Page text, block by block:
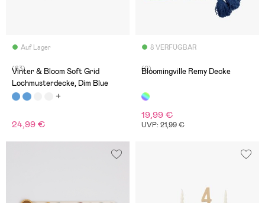
Auf Lager
(63)
Vinter & Bloom Soft Grid
Lochmusterdecke, Dim Blue
24,99 €
8 VERFÜGBAR
(0)
Bloomingville Remy Decke
19,99 €
UVP: 21,99 €